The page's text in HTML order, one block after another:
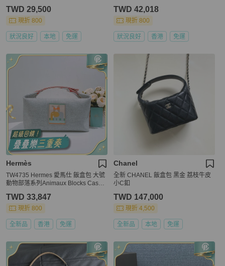
TWD 29,500
現折 800
狀況良好 本地 免運
TWD 42,018
現折 800
狀況良好 香港 免運
Hermès
TW4735 Hermes 愛馬仕 飯盒包 大號
動物部落系列Animaux Blocks Case L
TWD 33,847
現折 800
全新品 香港 免運
Chanel
全新 CHANEL 飯盒包 黑金 荔枝牛皮
小C釦
TWD 147,000
現折 4,500
全新品 本地 免運